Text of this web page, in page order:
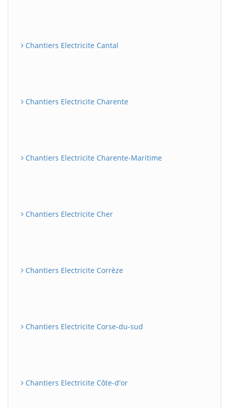
Chantiers Electricite Cantal
Chantiers Electricite Charente
Chantiers Electricite Charente-Maritime
Chantiers Electricite Cher
Chantiers Electricite Corrèze
Chantiers Electricite Corse-du-sud
Chantiers Electricite Côte-d'or